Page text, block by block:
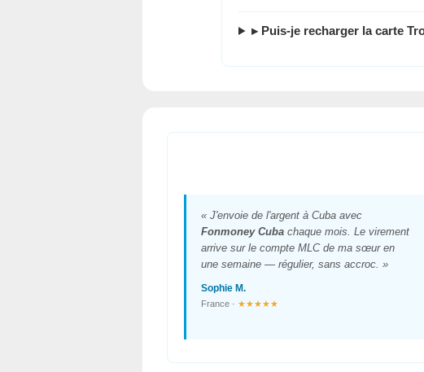
▸ Puis-je recharger la carte
« J'envoie de l'argent à Cuba avec
Fonmoney Cubachaque mois. Le virement
arrive sur le compte MLC de ma sœur en
une semaine — régulier, sans accroc. »
Sophie M.
France · ★★★★★